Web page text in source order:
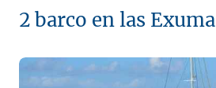
2 barco en las Exuma